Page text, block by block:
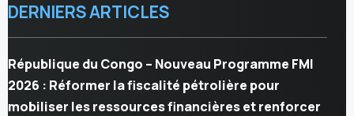
DERNIERS ARTICLES
République du Congo – Nouveau Programme FMI
2026 : Réformer la fiscalité pétrolière pour
mobiliser les ressources financières et renforcer